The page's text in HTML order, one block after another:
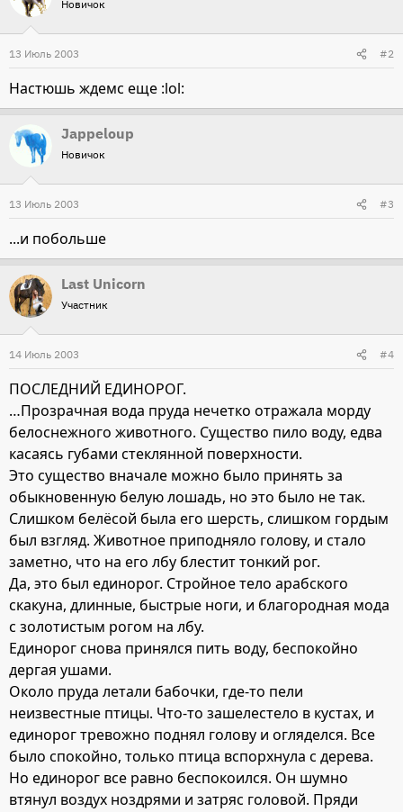
Новичок
13 Июль 2003 #2
Настюшь ждемс еще :lol:
Jappeloup
Новичок
13 Июль 2003 #3
...и побольше
Last Unicorn
Участник
14 Июль 2003 #4
ПОСЛЕДНИЙ ЕДИНОРОГ.
…Прозрачная вода пруда нечетко отражала морду
белоснежного животного. Существо пило воду, едва
касаясь губами стеклянной поверхности.
Это существо вначале можно было принять за
обыкновенную белую лошадь, но это было не так.
Слишком белёсой была его шерсть, слишком гордым
был взгляд. Животное приподняло голову, и стало
заметно, что на его лбу блестит тонкий рог.
Да, это был единорог. Стройное тело арабского
скакуна, длинные, быстрые ноги, и благородная мода
с золотистым рогом на лбу.
Единорог снова принялся пить воду, беспокойно
дергая ушами.
Около пруда летали бабочки, где-то пели
неизвестные птицы. Что-то зашелестело в кустах, и
единорог тревожно поднял голову и огляделся. Все
было спокойно, только птица вспорхнула с дерева.
Но единорог все равно беспокоился. Он шумно
втянул воздух ноздрями и затряс головой. Пряди